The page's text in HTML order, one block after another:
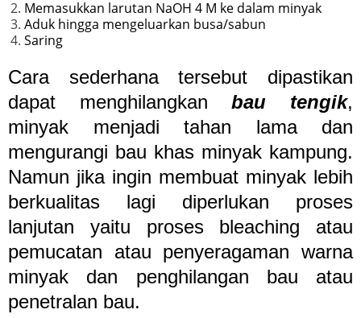
Memasukkan larutan NaOH 4 M ke dalam minyak
Aduk hingga mengeluarkan busa/sabun
Saring
Cara sederhana tersebut dipastikan
dapat menghilangkanbau tengik,
minyak menjadi tahan lama dan
mengurangi bau khas minyak kampung.
Namun jika ingin membuat minyak lebih
berkualitas lagi diperlukan proses
lanjutan yaitu proses bleaching atau
pemucatan atau penyeragaman warna
minyak dan penghilangan bau atau
penetralan bau.